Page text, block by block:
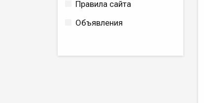
Правила сайта
Объявления